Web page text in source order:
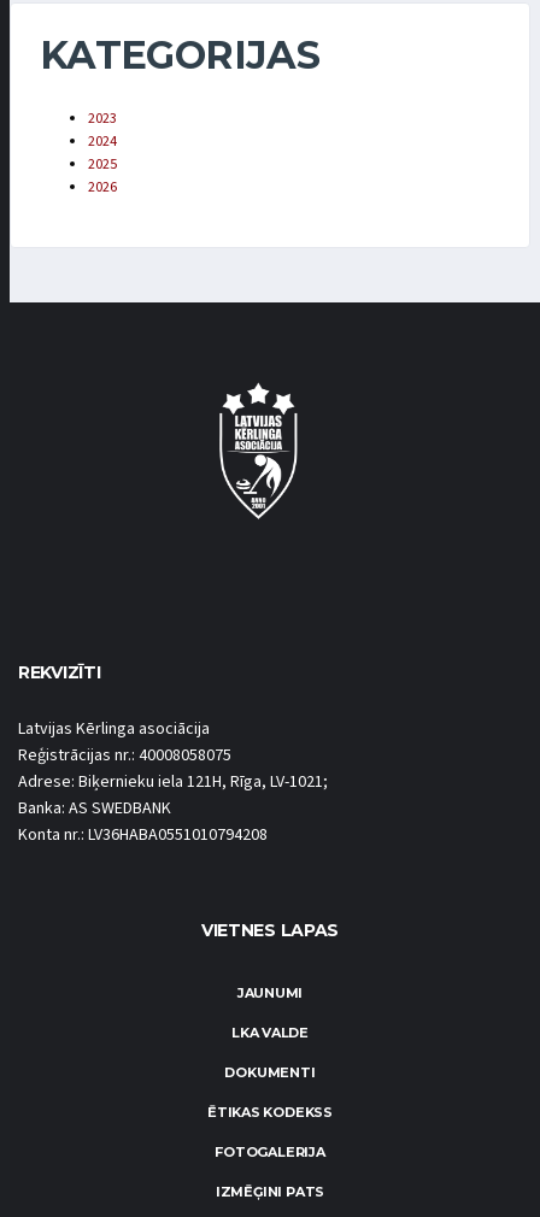
KATEGORIJAS
2023
2024
2025
2026
REKVIZĪTI
Latvijas Kērlinga asociācija
Reģistrācijas nr.: 40008058075
Adrese: Biķernieku iela 121H, Rīga, LV-1021;
Banka: AS SWEDBANK
Konta nr.: LV36HABA0551010794208
VIETNES LAPAS
JAUNUMI
LKA VALDE
DOKUMENTI
ĒTIKAS KODEKSS
FOTOGALERIJA
IZMĒĢINI PATS